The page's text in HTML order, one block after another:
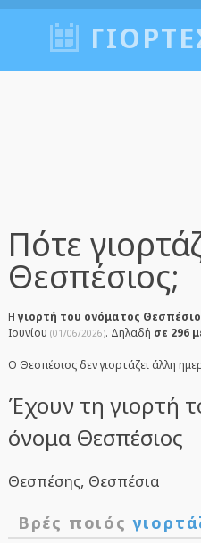
Πότε
Θεσπέσιος;
Η γιορτή του ονόματος
Ιουνίου (01/06/2026). Δηλαδή σε 296
Ο Θεσπέσιος δεν γιορτάζει άλλη
Έχουν τη γιορτή
όνομα Θεσπέσιος
Θεσπέσης, Θεσπέσια
Βρές ποιός